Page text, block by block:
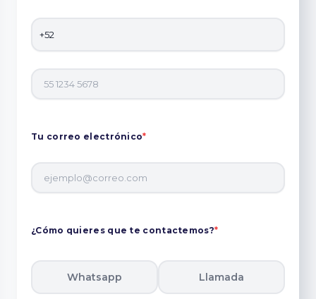
Tu correo electrónico*
¿Cómo quieres que te contactemos?*
Whatsapp Llamada